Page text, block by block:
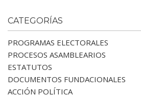
CATEGORÍAS
PROGRAMAS ELECTORALES
PROCESOS ASAMBLEARIOS
ESTATUTOS
DOCUMENTOS FUNDACIONALES
ACCIÓN POLÍTICA